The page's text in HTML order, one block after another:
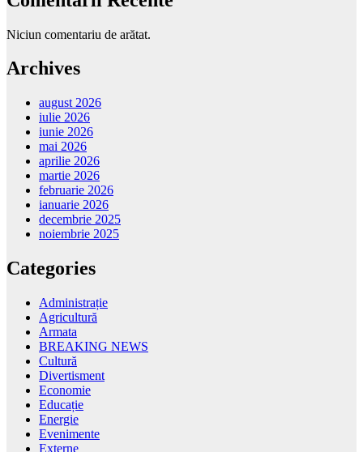
Niciun comentariu de arătat.
Archives
august 2026
iulie 2026
iunie 2026
mai 2026
aprilie 2026
martie 2026
februarie 2026
ianuarie 2026
decembrie 2025
noiembrie 2025
Categories
Administrație
Agricultură
Armata
BREAKING NEWS
Cultură
Divertisment
Economie
Educație
Energie
Evenimente
Externe